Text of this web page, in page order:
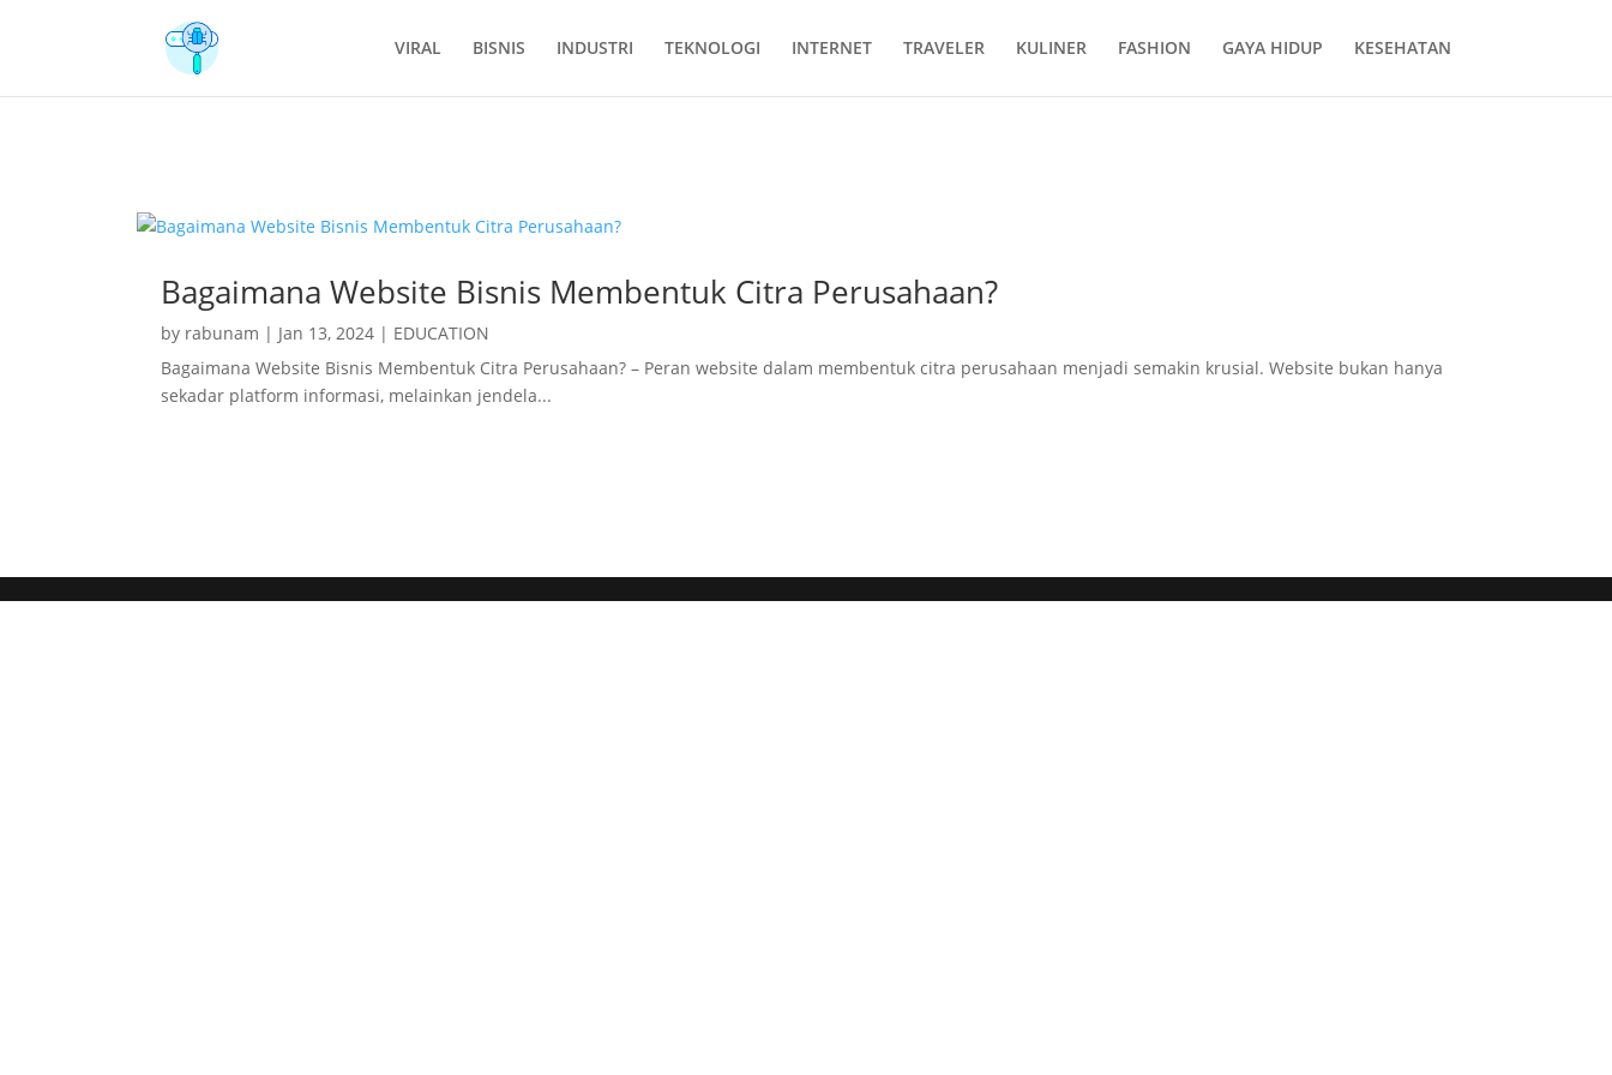
VIRAL BISNIS INDUSTRI TEKNOLOGI INTERNET TRAVELER KULINER FASHION GAYA HIDUP KESEHATAN
Bagaimana Website Bisnis Membentuk Citra Perusahaan?
Bagaimana Website Bisnis Membentuk Citra Perusahaan?
by rabunam | Jan 13, 2024 | EDUCATION
Bagaimana Website Bisnis Membentuk Citra Perusahaan? – Peran website dalam membentuk citra perusahaan menjadi semakin krusial. Website bukan hanya
sekadar platform informasi, melainkan jendela...